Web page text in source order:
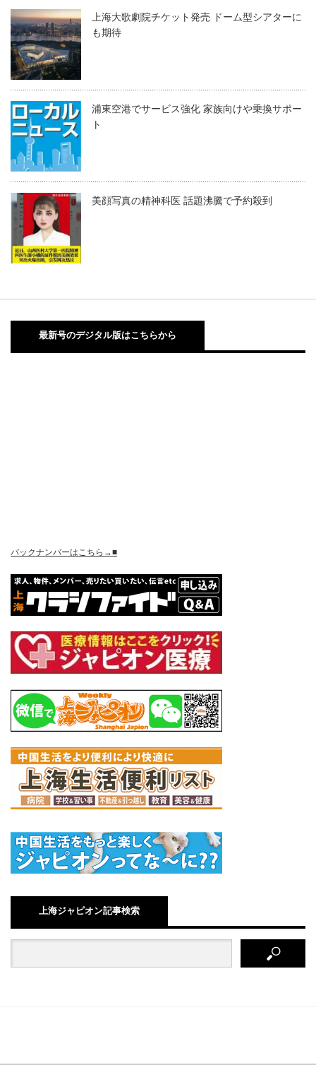
上海大歌劇院チケット発売 ドーム型シアターに
も期待
浦東空港でサービス強化 家族向けや乗換サポー
ト
美顔写真の精神科医 話題沸騰で予約殺到
最新号のデジタル版はこちらから
バックナンバーはこちら→■
上海ジャピオン記事検索